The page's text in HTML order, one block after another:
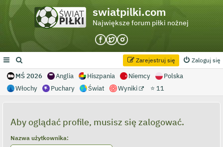
swiatpilki.com
Największe forum piłki nożnej
Zaloguj się
Zarejestruj się
MŚ 2026 Anglia Hiszpania Niemcy
Polska
Włochy
Puchary Świat Wyniki ⭐ 11
Aby oglądać profile, musisz się zalogować.
Nazwa użytkownika: